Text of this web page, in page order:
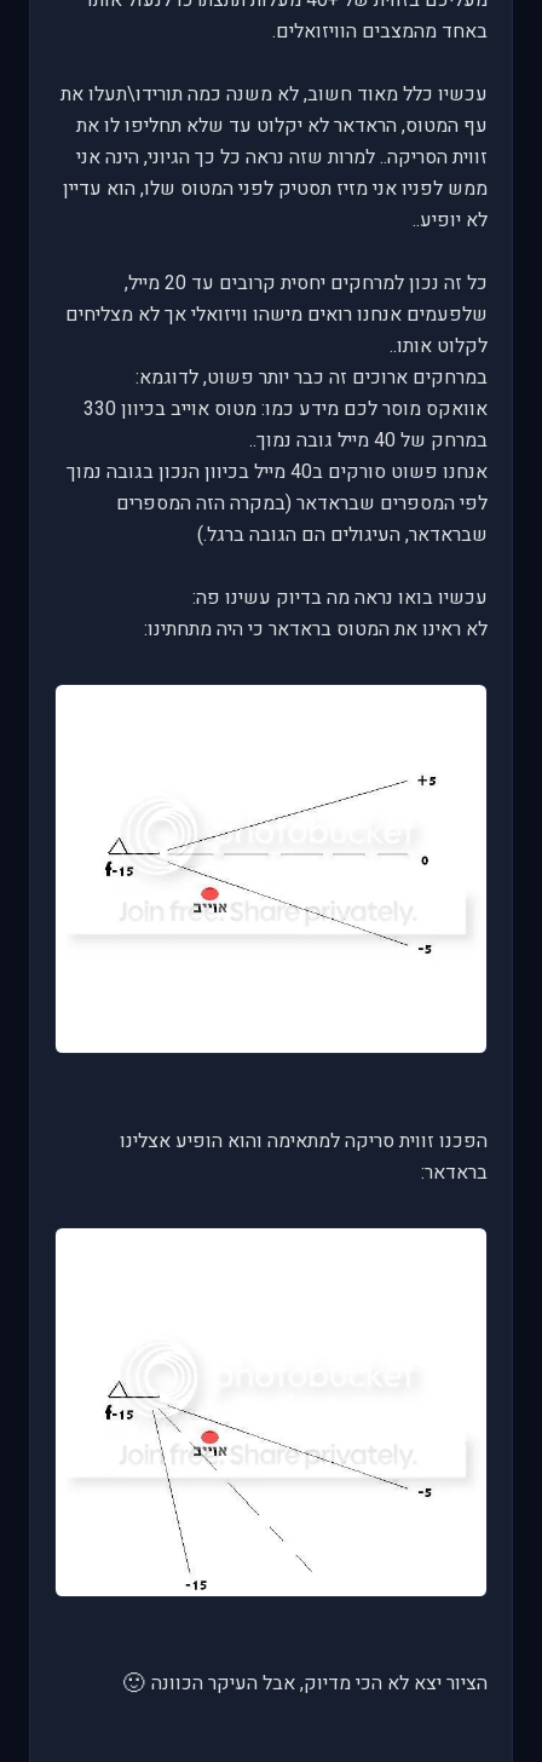
באחד מהמצבים הוויזואלים.
עכשיו כלל מאוד חשוב, לא משנה כמה תורידו\תעלו את
עף המטוס, הראדאר לא יקלוט עד שלא תחליפו לו את
זווית הסריקה.. למרות שזה נראה כל כך הגיוני, הינה אני
ממש לפניו אני מזיז תסטיק לפני המטוס שלו, הוא עדיין
לא יופיע..
כל זה נכון למרחקים יחסית קרובים עד 20 מייל,
שלפעמים אנחנו רואים מישהו וויזואלי אך לא מצליחים
לקלוט אותו..
במרחקים ארוכים זה כבר יותר פשוט, לדוגמא:
אוואקס מוסר לכם מידע כמו: מטוס אוייב בכיוון 330
במרחק של 40 מייל גובה נמוך..
אנחנו פשוט סורקים ב40 מייל בכיוון הנכון בגובה נמוך
לפי המספרים שבראדאר (במקרה הזה המספרים
שבראדאר, העיגולים הם הגובה ברגל.)
עכשיו בואו נראה מה בדיוק עשינו פה:
לא ראינו את המטוס בראדאר כי היה מתחתינו:
הפכנו זווית סריקה למתאימה והוא הופיע אצלינו
בראדאר:
הציור יצא לא הכי מדיוק, אבל העיקר הכוונה 🙂